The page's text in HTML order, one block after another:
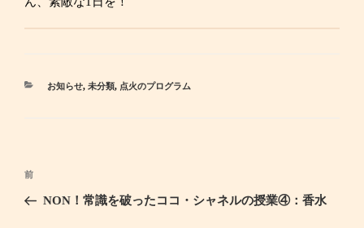
カ
お知らせ, 未分類, 点火のプログラム
投
過
去
前
NON！常識を破ったココ・シャネルの授業④：香水